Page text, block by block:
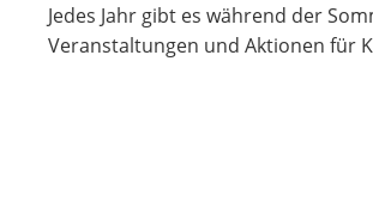
Jedes Jahr gibt es während der
Veranstaltungen und Aktionen für